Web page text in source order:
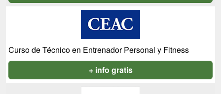
Curso de Técnico en Entrenador Personal y Fitness
+ info gratis